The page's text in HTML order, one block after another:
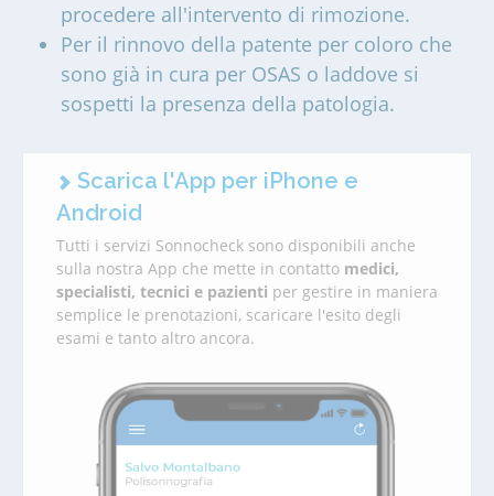
procedere all'intervento di rimozione.
Per il rinnovo della patente per coloro che
sono già in cura per OSAS o laddove si
sospetti la presenza della patologia.
Scarica l'App per iPhone e
Android
Tutti i servizi Sonnocheck sono disponibili anche
sulla nostra App che mette in contatto medici,
specialisti, tecnici e pazienti per gestire in maniera
semplice le prenotazioni, scaricare l'esito degli
esami e tanto altro ancora.